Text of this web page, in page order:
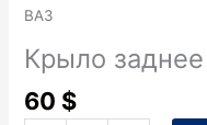
ВАЗ
Крыло
60 $